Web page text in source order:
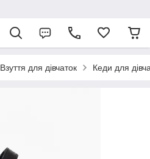
Взуття для дівчаток Кеди для